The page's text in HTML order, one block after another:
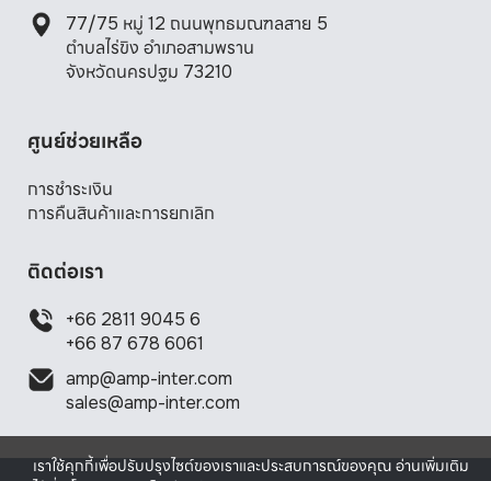
77/75 หมู่ 12 ถนนพุทธมณฑลสาย 5
ตำบลไร่ขิง อำเภอสามพราน
จังหวัดนครปฐม 73210
ศูนย์ช่วยเหลือ
การชำระเงิน
การคืนสินค้าและการยกเลิก
ติดต่อเรา
+66 2811 9045 6
+66 87 678 6061
amp@amp-inter.com
sales@amp-inter.com
เราใช้คุกกี้เพื่อปรับปรุงไซต์ของเราและประสบการณ์ของคุณ อ่านเพิ่มเติม